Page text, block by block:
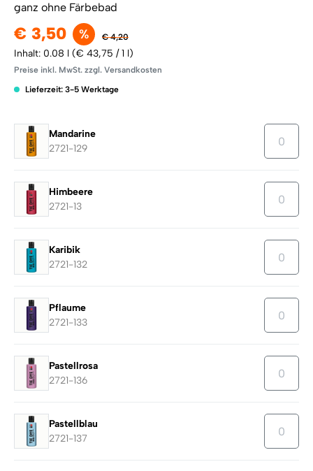
ganz ohne Färbebad
€ 3,50 % € 4,20
Inhalt: 0.08 l (€ 43,75 / 1 l)
Preise inkl. MwSt. zzgl. Versandkosten
Lieferzeit: 3-5 Werktage
Mandarine
2721-129
Himbeere
2721-13
Karibik
2721-132
Pflaume
2721-133
Pastellrosa
2721-136
Pastellblau
2721-137